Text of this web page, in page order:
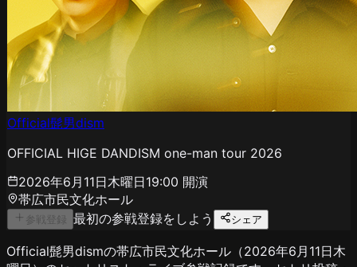
Official髭男dism
OFFICIAL HIGE DANDISM one-man tour 2026
2026年6月11日木曜日19:00 開演
帯広市民文化ホール
参戦登録 最初の参戦登録をしよう シェア
Official髭男dismの帯広市民文化ホール（2026年6月11日木